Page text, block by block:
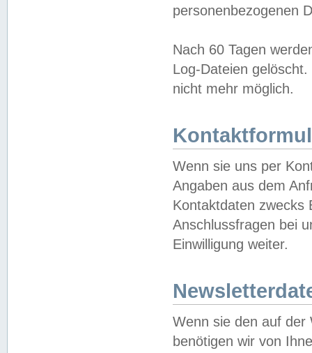
personenbezogenen
Nach 60 Tagen
Log-Dateien
nicht mehr möglich.
Wenn sie uns per
Angaben aus dem
Kontaktdaten zwecks
Anschlussfragen bei
Einwilligung weiter.
Wenn sie den auf der
benötigen wir von